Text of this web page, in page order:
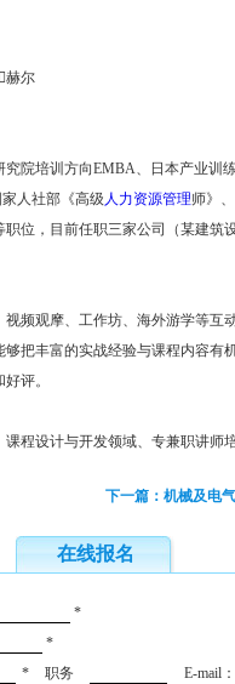
赫尔
究院培训方向EMBA、日本产业训
人社部《高级 人力资源管理师》
位，目前任职三家公司（某建筑
频观摩、工作坊、海外游学等互
把丰富的实战经验与课程内容有
评。
程设计与开发领域、专兼职讲师培
下一篇：机械及电
在线报名
*
*
* 职务 E-mail：